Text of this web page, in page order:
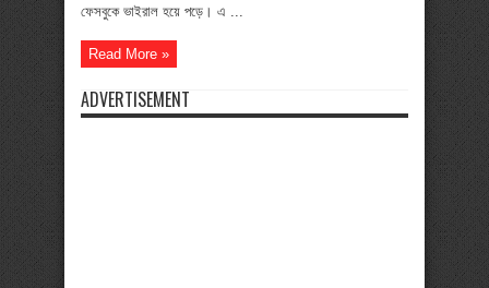
ফেসবুকে ভাইরাল হয়ে পড়ে। এ ...
Read More »
ADVERTISEMENT